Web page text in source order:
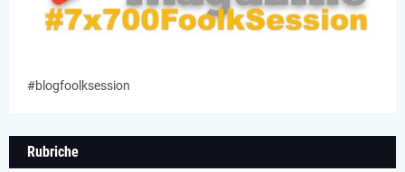
#blogfoolksession
Rubriche